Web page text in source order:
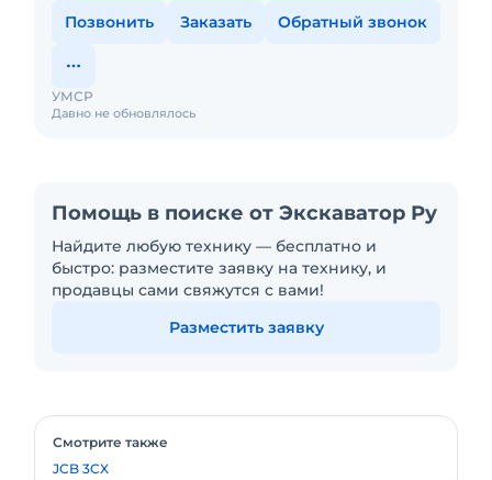
Позвонить Заказать Обратный звонок
Давно не обновлялось
УМСР
Помощь в поиске от Экскаватор Ру
Найдите любую технику — бесплатно и
быстро: разместите заявку на технику, и
продавцы сами свяжутся с вами!
Разместить заявку
Смотрите также
JCB 3CX